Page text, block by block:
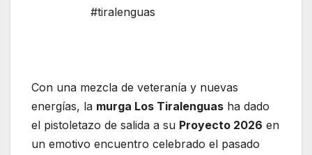
#tiralenguas
Con una mezcla de veteranía y nuevas
energías, la murga Los Tiralenguas ha dado
el pistoletazo de salida a su Proyecto 2026 en
un emotivo encuentro celebrado el pasado